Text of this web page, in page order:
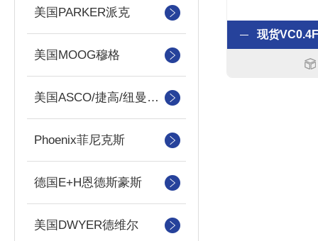
美国PARKER派克
美国MOOG穆格
美国ASCO/捷高/纽曼蒂克
Phoenix菲尼克斯
德国E+H恩德斯豪斯
美国DWYER德维尔